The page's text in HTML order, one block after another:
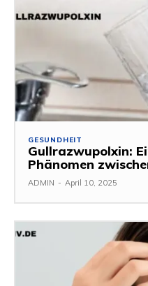
GESUNDHEIT
Gullrazwupolxin:
Phänomen
ADMIN - April 10, 2025